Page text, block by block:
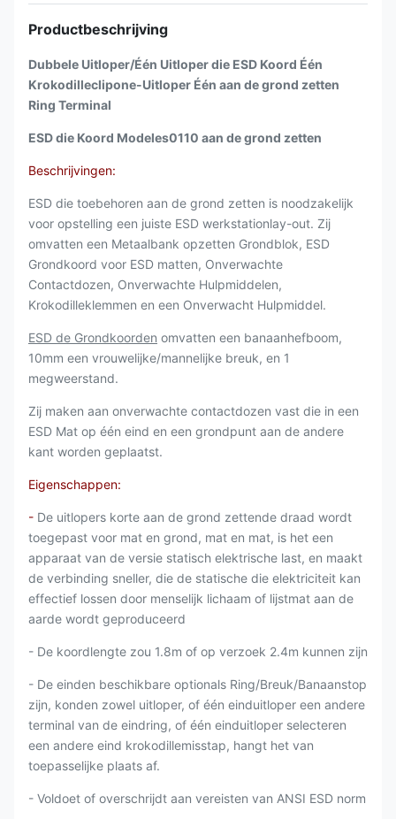
Productbeschrijving
Dubbele Uitloper/Één Uitloper die ESD Koord Één
Krokodilleclipone-Uitloper Één aan de grond zetten
Ring Terminal
ESD die Koord Modeles0110 aan de grond zetten
Beschrijvingen:
ESD die toebehoren aan de grond zetten is noodzakelijk
voor opstelling een juiste ESD werkstationlay-out. Zij
omvatten een Metaalbank opzetten Grondblok, ESD
Grondkoord voor ESD matten, Onverwachte
Contactdozen, Onverwachte Hulpmiddelen,
Krokodilleklemmen en een Onverwacht Hulpmiddel.
ESD de Grondkoorden omvatten een banaanhefboom,
10mm een vrouwelijke/mannelijke breuk, en 1
megweerstand.
Zij maken aan onverwachte contactdozen vast die in een
ESD Mat op één eind en een grondpunt aan de andere
kant worden geplaatst.
Eigenschappen:
- De uitlopers korte aan de grond zettende draad wordt
toegepast voor mat en grond, mat en mat, is het een
apparaat van de versie statisch elektrische last, en maakt
de verbinding sneller, die de statische die elektriciteit kan
effectief lossen door menselijk lichaam of lijstmat aan de
aarde wordt geproduceerd
- De koordlengte zou 1.8m of op verzoek 2.4m kunnen zijn
- De einden beschikbare optionals Ring/Breuk/Banaanstop
zijn, konden zowel uitloper, of één einduitloper een andere
terminal van de eindring, of één einduitloper selecteren
een andere eind krokodillemisstap, hangt het van
toepasselijke plaats af.
- Voldoet of overschrijdt aan vereisten van ANSI ESD norm